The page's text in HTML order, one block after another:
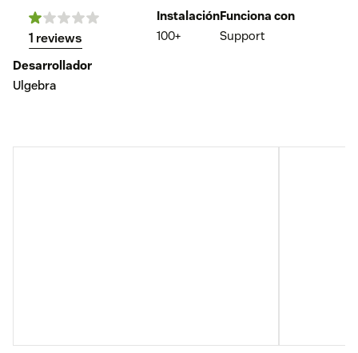
1 reviews
Instalación
100+
Funciona con
Support
Desarrollador
Ulgebra